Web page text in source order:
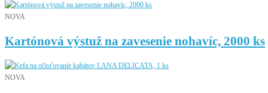
NOVA
Kartónová výstuž na zavesenie nohavíc, 2000 ks
NOVA